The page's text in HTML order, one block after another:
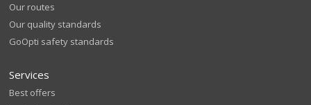
Our routes
Our quality standards
GoOpti safety standards
Services
Best offers